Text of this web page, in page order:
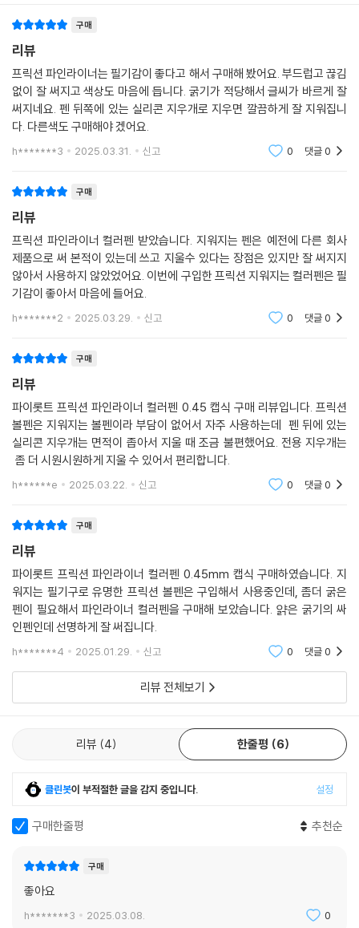
구매
리뷰
프릭션 파인라이너는 필기감이 좋다고 해서 구매해 봤어요. 부드럽고 끊김
없이 잘 써지고 색상도 마음에 듭니다. 굵기가 적당해서 글씨가 바르게 잘
써지네요. 펜 뒤쪽에 있는 실리콘 지우개로 지우면 깔끔하게 잘 지워집니
다. 다른색도 구매해야 겠어요.
h*******3 2025.03.31. 신고 0 댓글0
구매
리뷰
프릭션 파인라이너 컬러펜 받았습니다. 지워지는 펜은 예전에 다른 회사
제품으로 써 본적이 있는데 쓰고 지울수 있다는 장점은 있지만 잘 써지지
않아서 사용하지 않았었어요. 이번에 구입한 프릭션 지워지는 컬러펜은 필
기감이 좋아서 마음에 들어요.
h*******2 2025.03.29. 신고 0 댓글0
구매
리뷰
파이롯트 프릭션 파인라이너 컬러펜 0.45 캡식 구매 리뷰입니다. 프릭션
볼펜은 지워지는 볼펜이라 부담이 없어서 자주 사용하는데 펜 뒤에 있는
실리콘 지우개는 면적이 좁아서 지울 때 조금 불편했어요. 전용 지우개는
좀 더 시원시원하게 지울 수 있어서 편리합니다.
h******e 2025.03.22. 신고 0 댓글0
구매
리뷰
파이롯트 프릭션 파인라이너 컬러펜 0.45mm 캡식 구매하였습니다. 지
워지는 필기구로 유명한 프릭션 볼펜은 구입해서 사용중인데, 좀더 굵은
펜이 필요해서 파인라이너 컬러펜을 구매해 보았습니다. 얅은 굵기의 싸
인펜인데 선명하게 잘 써집니다.
h*******4 2025.01.29. 신고 0 댓글0
리뷰 전체보기
리뷰 4 한줄평 6
클린봇이 부적절한 글을 감지 중입니다. 설정
구매한줄평 추천순
구매
좋아요
h*******3 2025.03.08. 0